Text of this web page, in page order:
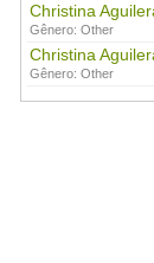
Christina
Gênero: Other
Christina
Gênero: Other